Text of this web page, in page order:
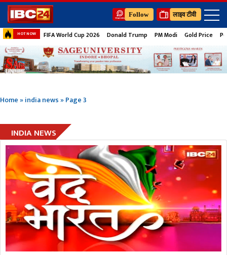
Follow लाइव टीवी
HOT NOW FIFA World Cup 2026 Donald Trump PM Modi Gold Price
Home»india news»Page 3
INDIA NEWS